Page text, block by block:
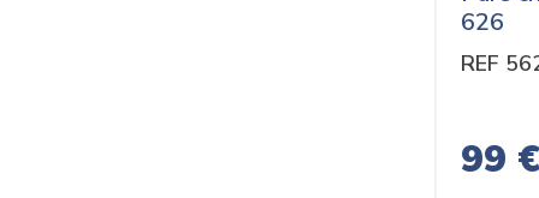
626
REF
99 €